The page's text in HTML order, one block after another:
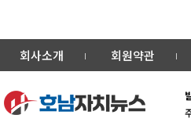
회사소개 회원약관